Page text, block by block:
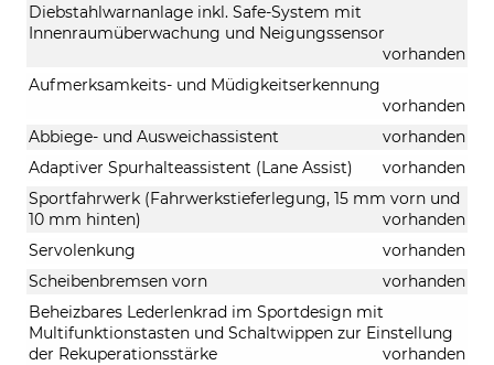
Diebstahlwarnanlage inkl. Safe-System mit
Innenraumüberwachung und Neigungssensor
vorhanden
Aufmerksamkeits- und Müdigkeitserkennung
vorhanden
Abbiege- und Ausweichassistent
vorhanden
Adaptiver Spurhalteassistent (Lane Assist)
vorhanden
Sportfahrwerk (Fahrwerkstieferlegung, 15 mm vorn und
10 mm hinten)
vorhanden
Servolenkung
vorhanden
Scheibenbremsen vorn
vorhanden
Beheizbares Lederlenkrad im Sportdesign mit
Multifunktionstasten und Schaltwippen zur Einstellung
der Rekuperationsstärke
vorhanden